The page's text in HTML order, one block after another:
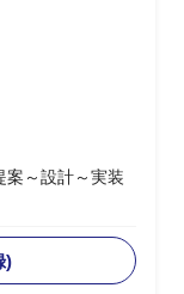
案～設計～実装
しての技術説明
)